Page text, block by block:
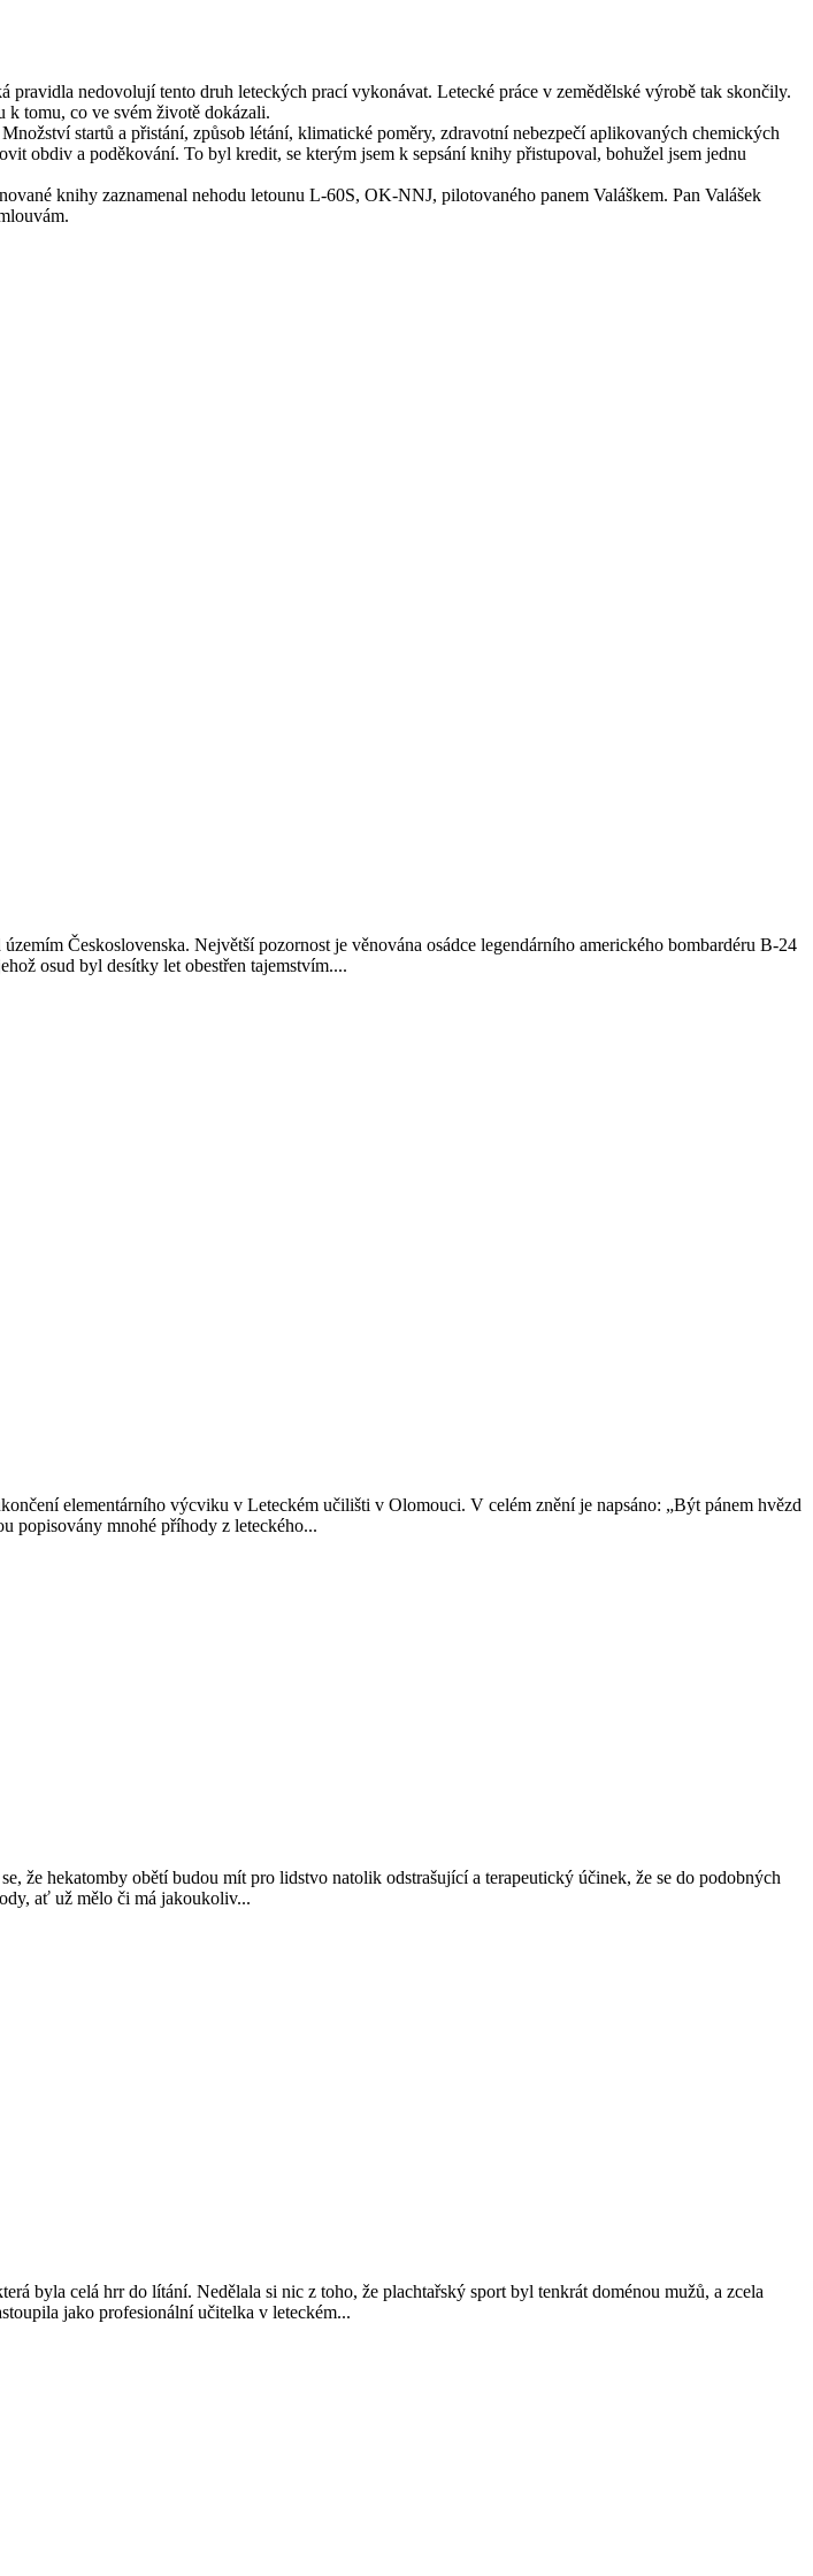
nedovolují tento druh leteckých prací vykonávat. Letecké práce v zemědělské výrobě tak skončily.
k tomu, co ve svém životě dokázali.
startů a přistání, způsob létání, klimatické poměry, zdravotní nebezpečí aplikovaných chemických
obdiv a poděkování. To byl kredit, se kterým jsem k sepsání knihy přistupoval, bohužel jsem jednu
knihy zaznamenal nehodu letounu L-60S, OK-NNJ, pilotovaného panem Valáškem. Pan Valášek
Československa. Největší pozornost je věnována osádce legendárního amerického bombardéru B-24
osud byl desítky let obestřen tajemstvím....
elementárního výcviku v Leteckém učilišti v Olomouci. V celém znění je napsáno: „Být pánem hvězd
popisovány mnohé příhody z leteckého...
že hekatomby obětí budou mít pro lidstvo natolik odstrašující a terapeutický účinek, že se do podobných
ať už mělo či má jakoukoliv...
byla celá hrr do lítání. Nedělala si nic z toho, že plachtařský sport byl tenkrát doménou mužů, a zcela
jako profesionální učitelka v leteckém...